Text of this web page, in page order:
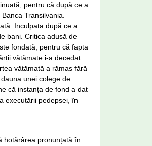
pentru că după ce a
Transilvania.
Inculpata după ce a
bani. Critica adusă de
fondată, pentru că fapta
vătămate i-a decedat
vătămată a rămas fără
unei colege de
că instanța de fond a dat
executării pedepsei, în
hotărârea pronunțată în